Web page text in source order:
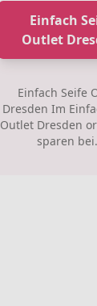
Einfach
Outlet
Einfach Seife
Dresden Im
Outlet Dresden
sparen